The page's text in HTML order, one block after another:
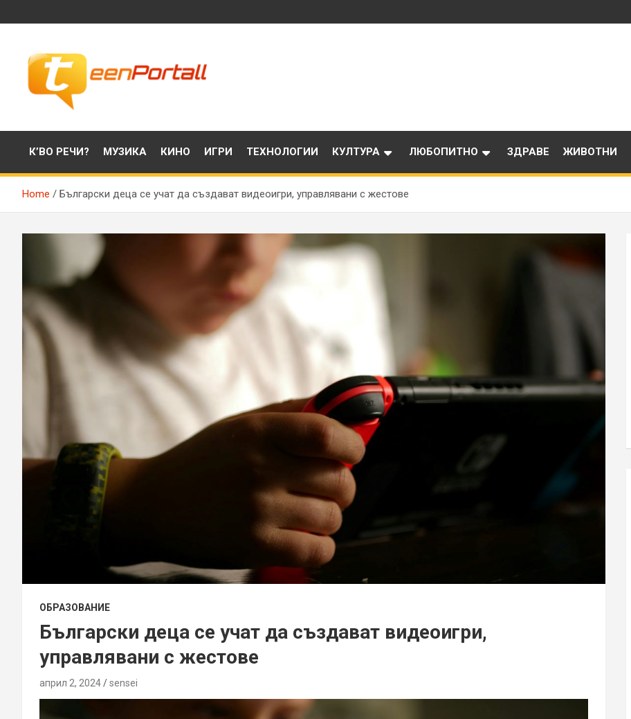
to
TeenPortall
К’ВО РЕЧИ? МУЗИКА КИНО ИГРИ ТЕХНОЛОГИИ КУЛТУРА ЛЮБОПИТНО ЗДРАВЕ ЖИВОТНИ
Home Български деца се учат да създават видеоигри, управлявани с жестове
ОБРАЗОВАНИЕ
Български деца се учат да създават видеоигри,
управлявани с жестове
април 2, 2024 sensei